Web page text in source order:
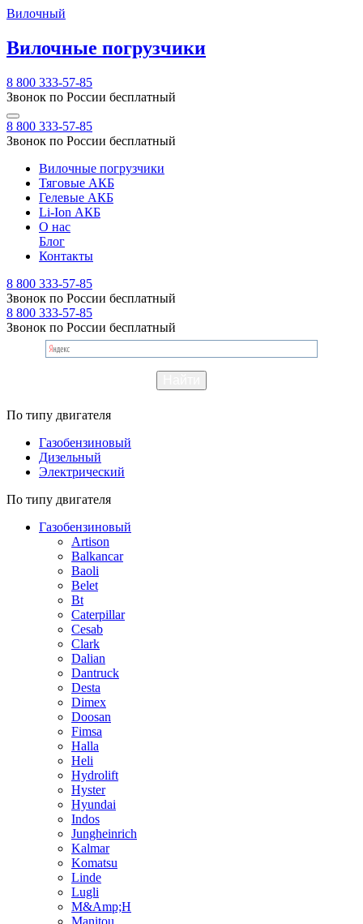
Вилочный
Вилочные погрузчики
8 800 333-57-85
Звонок по России бесплатный
8 800 333-57-85
Звонок по России бесплатный
Вилочные погрузчики
Тяговые АКБ
Гелевые АКБ
Li-Ion АКБ
О нас
Блог
Контакты
8 800 333-57-85
Звонок по России бесплатный
8 800 333-57-85
Звонок по России бесплатный
По типу двигателя
Газобензиновый
Дизельный
Электрический
По типу двигателя
Газобензиновый
Artison
Balkancar
Baoli
Belet
Bt
Caterpillar
Cesab
Clark
Dalian
Dantruck
Desta
Dimex
Doosan
Fimsa
Halla
Heli
Hydrolift
Hyster
Hyundai
Indos
Jungheinrich
Kalmar
Komatsu
Linde
Lugli
M&Amp;H
Manitou